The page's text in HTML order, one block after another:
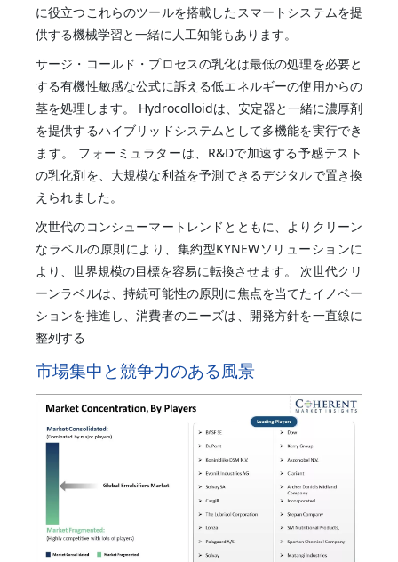
に役立つこれらのツールを搭載したスマートシステムを提
供する機械学習と一緒に人工知能もあります。
サージ・コールド・プロセスの乳化は最低の処理を必要と
する有機性敏感な公式に訴える低エネルギーの使用からの
茎を処理します。 Hydrocolloidは、安定器と一緒に濃厚剤
を提供するハイブリッドシステムとして多機能を実行でき
ます。 フォーミュラターは、R&Dで加速する予感テスト
の乳化剤を、大規模な利益を予測できるデジタルで置き換
えられました。
次世代のコンシューマートレンドとともに、よりクリーン
なラベルの原則により、集約型KYNEWソリューションに
より、世界規模の目標を容易に転換させます。 次世代クリ
ーンラベルは、持続可能性の原則に焦点を当てたイノベー
ションを推進し、消費者のニーズは、開発方針を一直線に
整列する
市場集中と競争力のある風景